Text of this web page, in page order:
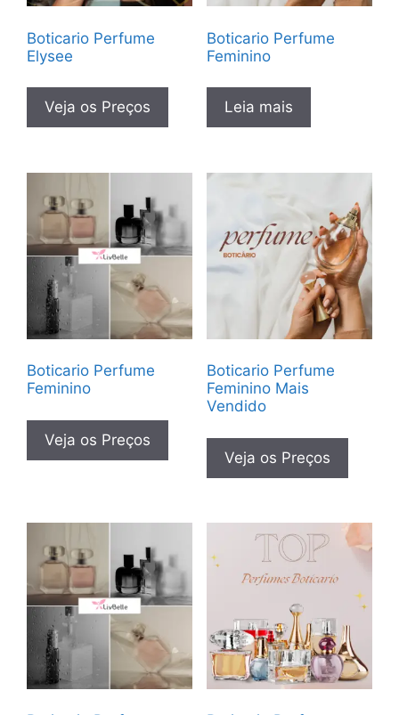
Boticario Perfume
Elysee
Veja os Preços
Boticario Perfume
Feminino
Leia mais
Boticario Perfume
Feminino
Veja os Preços
Boticario Perfume
Feminino Mais
Vendido
Veja os Preços